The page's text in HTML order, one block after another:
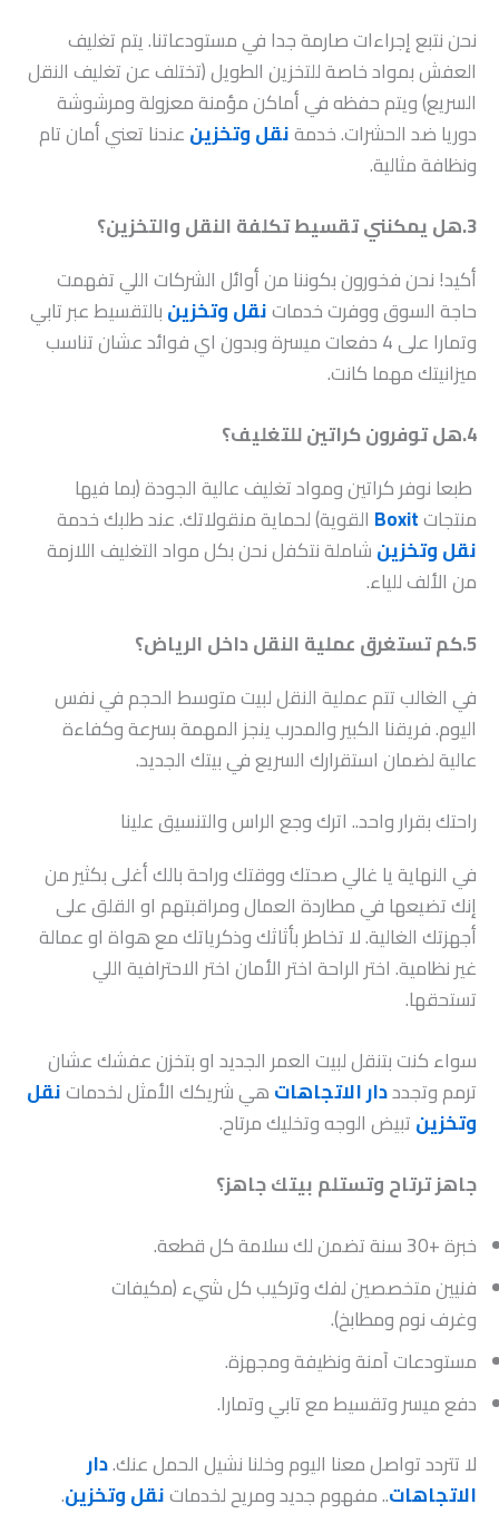
نحن نتبع إجراءات صارمة جدا في مستودعاتنا. يتم تغليف
العفش بمواد خاصة للتخزين الطويل (تختلف عن تغليف النقل
السريع) ويتم حفظه في أماكن مؤمنة معزولة ومرشوشة
دوريا ضد الحشرات. خدمةنقل وتخزينعندنا تعني أمان تام
ونظافة مثالية.
3.هل يمكنني تقسيط تكلفة النقل والتخزين؟
أكيد! نحن فخورون بكوننا من أوائل الشركات اللي تفهمت
حاجة السوق ووفرت خدماتنقل وتخزينبالتقسيط عبر تابي
وتمارا على 4 دفعات ميسرة وبدون اي فوائد عشان تناسب
ميزانيتك مهما كانت.
4.هل توفرون كراتين للتغليف؟
طبعا نوفر كراتين ومواد تغليف عالية الجودة (بما فيها
منتجاتBoxit القوية) لحماية منقولاتك. عند طلبك خدمة
نقل وتخزينشاملة نتكفل نحن بكل مواد التغليف اللازمة
من الألف للياء.
5.كم تستغرق عملية النقل داخل الرياض؟
في الغالب تتم عملية النقل لبيت متوسط الحجم في نفس
اليوم. فريقنا الكبير والمدرب ينجز المهمة بسرعة وكفاءة
عالية لضمان استقرارك السريع في بيتك الجديد.
راحتك بقرار واحد.. اترك وجع الراس والتنسيق علينا
في النهاية يا غالي صحتك ووقتك وراحة بالك أغلى بكثير من
إنك تضيعها في مطاردة العمال ومراقبتهم او القلق على
أجهزتك الغالية. لا تخاطر بأثاثك وذكرياتك مع هواة او عمالة
غير نظامية. اختر الراحة اختر الأمان اختر الاحترافية اللي
تستحقها.
سواء كنت بتنقل لبيت العمر الجديد او بتخزن عفشك عشان
ترمم وتجدددار الاتجاهاتهي شريكك الأمثل لخدماتنقل
وتخزينتبيض الوجه وتخليك مرتاح.
جاهز ترتاح وتستلم بيتك جاهز؟
خبرة +30 سنة تضمن لك سلامة كل قطعة.
فنيين متخصصين لفك وتركيب كل شيء (مكيفات
وغرف نوم ومطابخ).
مستودعات آمنة ونظيفة ومجهزة.
دفع ميسر وتقسيط مع تابي وتمارا.
لا تتردد تواصل معنا اليوم وخلنا نشيل الحمل عنك.دار
الاتجاهات.. مفهوم جديد ومريح لخدماتنقل وتخزين.